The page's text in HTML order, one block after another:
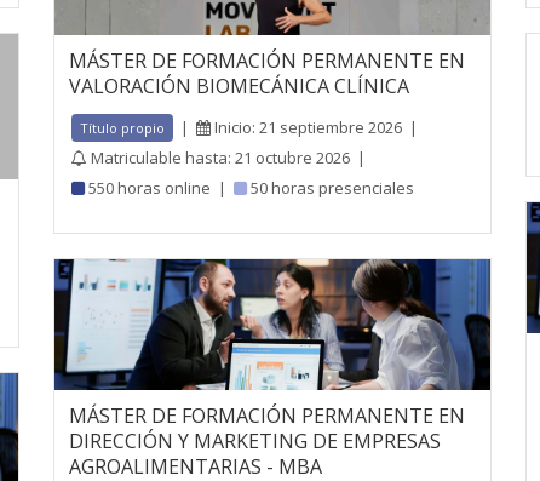
MÁSTER DE FORMACIÓN PERMANENTE EN
VALORACIÓN BIOMECÁNICA CLÍNICA
Título propio | Inicio: 21 septiembre 2026 |
Matriculable hasta: 21 octubre 2026 |
550 horas online | 50 horas presenciales
MÁSTER DE FORMACIÓN PERMANENTE EN
DIRECCIÓN Y MARKETING DE EMPRESAS
AGROALIMENTARIAS - MBA